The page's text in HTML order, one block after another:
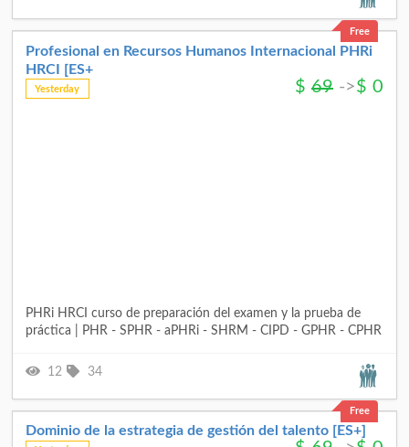
Free
Profesional en Recursos Humanos Internacional PHRi
HRCI [ES+
Yesterday $ 69 ->$ 0
PHRi HRCI curso de preparación del examen y la prueba de
práctica | PHR - SPHR - aPHRi - SHRM - CIPD - GPHR - CPHR
12 34
Free
Dominio de la estrategia de gestión del talento [ES+]